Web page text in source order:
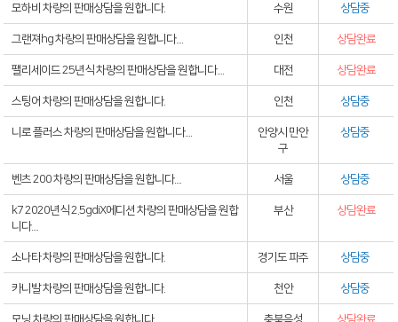
모하비 차량의 판매상담을 원합니다. 수원 상담중
그랜져hg 차량의 판매상담을 원합니다.... 인천 상담완료
팰리세이드 25년식 차량의 판매상담을 원합니다.... 대전 상담완료
스팅어 차량의 판매상담을 원합니다. 인천 상담중
니로 플러스 차량의 판매상담을 원합니다....
안양시 만안
구
상담중
벤츠 200 차량의 판매상담을 원합니다.... 서울 상담중
k7 2020년식 2.5gdiX에디션 차량의 판매상담을 원합
니다....
부산 상담완료
소나타 차량의 판매상담을 원합니다. 경기도 파주 상담중
카니발 차량의 판매상담을 원합니다. 천안 상담중
모닝 차량의 판매상담을 원합니다. 충북음성 상담완료